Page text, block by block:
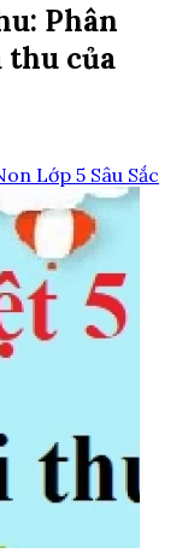
Phân
thu của
Lớp 5 Sâu Sắc